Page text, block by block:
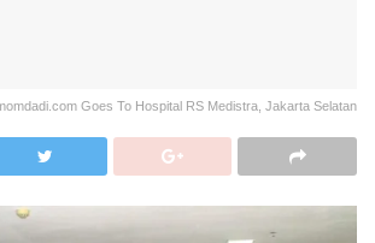
Goes To Hospital RS Medistra, Jakarta Selatan